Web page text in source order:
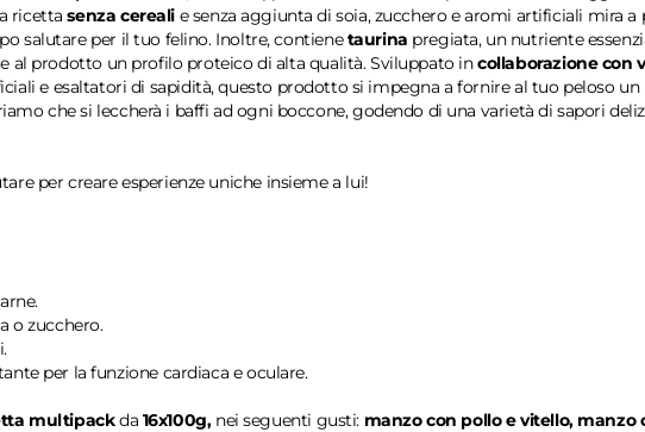
ricettasenza cereali e senza aggiunta di soia, zucchero e aromi artificiali mira
salutare per il tuo felino. Inoltre, contienetaurina pregiata, un nutriente
al prodotto un profilo proteico di alta qualità. Sviluppato incollaborazione con
e esaltatori di sapidità, questo prodotto si impegna a fornire al tuo peloso
che si leccherà i baffi ad ogni boccone, godendo di una varietà di sapori
per creare esperienze uniche insieme a lui!
o zucchero.
per la funzione cardiaca e oculare.
multipackda 16x100g, nei seguenti gusti: manzo con pollo e vitello,